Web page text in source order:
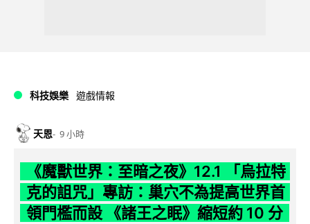
科技娛樂 遊戲情報
天恩 9 小時
《魔獸世界：至暗之夜》12.1 「烏拉特
克的詛咒」專訪：巢穴不為提高世界首
領門檻而設 《諸王之眠》縮短約 10 分